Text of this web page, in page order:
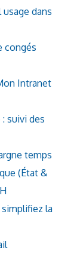
dans
congés
Intranet
suivi des
temps
(État &
la